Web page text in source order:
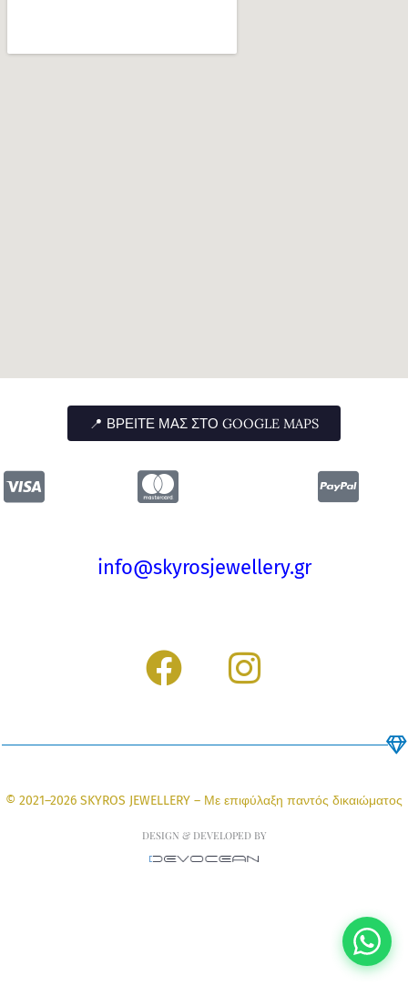
📍 ΒΡΕΊΤΕ ΜΑΣ ΣΤΟ GOOGLE MAPS
info@skyrosjewellery.gr
F
a
e
b
o
o
I
n
t
a
g
r
© 2021–2026 SKYROS JEWELLERY – Με επιφύλαξη παντός δικαιώματος
DESIGN & DEVELOPED BY